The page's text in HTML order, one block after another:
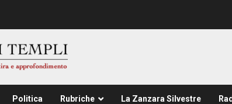
Politica Rubriche La Zanzara Silvestre